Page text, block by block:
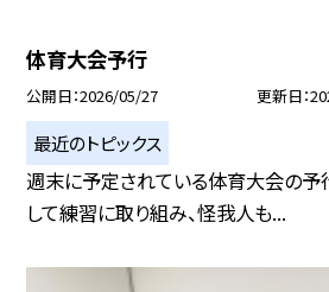
体育大会予行
公開日 2026/05/27 更新日
最近のトピックス
週末に予定されている体育大会の予
して練習に取り組み、怪我人も...